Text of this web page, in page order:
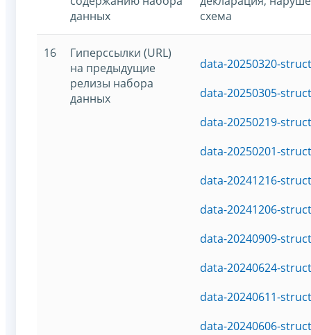
данных
схема
16
Гиперссылки (URL)
на предыдущие
релизы набора
данных
data-20250320-
data-20250305-
data-20250219-
data-20250201-
data-20241216-
data-20241206-
data-20240909-
data-20240624-
data-20240611-
data-20240606-